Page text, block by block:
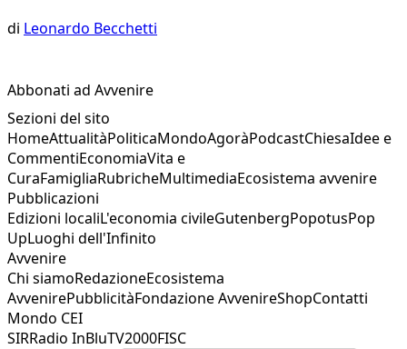
di Leonardo Becchetti
Abbonati ad Avvenire
Sezioni del sito
HomeAttualitàPoliticaMondoAgoràPodcastChiesaIdee e
CommentiEconomiaVita e
CuraFamigliaRubricheMultimediaEcosistema avvenire
Pubblicazioni
Edizioni localiL'economia civileGutenbergPopotusPop
UpLuoghi dell'Infinito
Avvenire
Chi siamoRedazioneEcosistema
AvvenirePubblicitàFondazione AvvenireShopContatti
Mondo CEI
SIRRadio InBluTV2000FISC